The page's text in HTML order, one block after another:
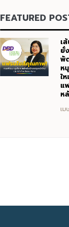
FEATURED
เ
ยั่
พั
ห
ใ
แ
ห
เ